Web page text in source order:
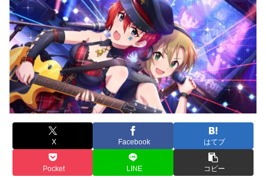
X Facebook はてブ
Pocket LINE コピー